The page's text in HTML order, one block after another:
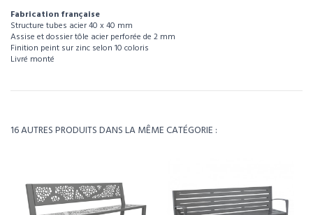
Fabrication française
Structure tubes acier 40 x 40 mm
Assise et dossier tôle acier perforée de 2 mm
Finition peint sur zinc selon 10 coloris
Livré monté
Environ 5 à 6 semaines - À confirmer lors de la
16 AUTRES PRODUITS DANS LA MÊME CATÉGORIE :